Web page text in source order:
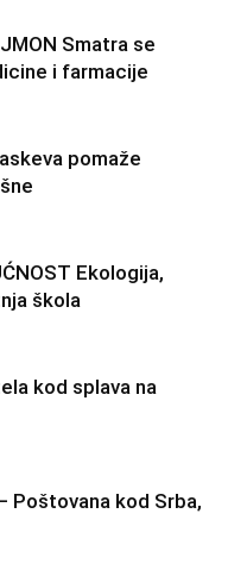
Smatra se
i farmacije
pomaže
Ekologija,
škola
kod splava na
Poštovana kod Srba,